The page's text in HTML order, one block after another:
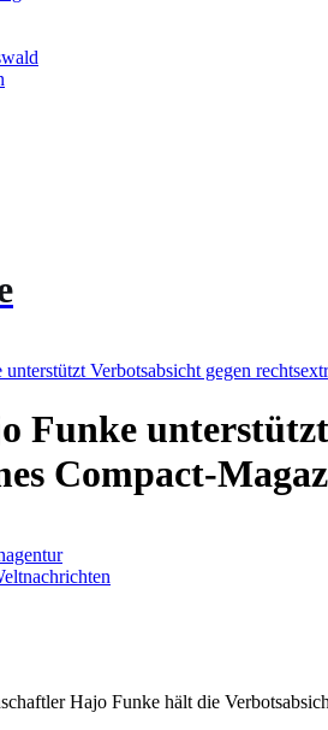
Verbotsabsicht gegen
Funke
Compact-
Hajo Funke hält die